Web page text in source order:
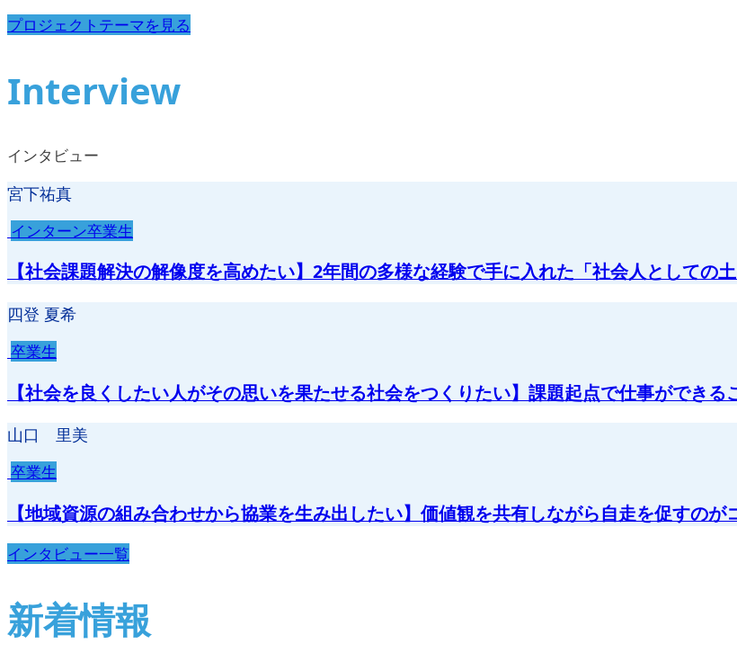
プロジェクトテーマを見る
Interview
インタビュー
宮下祐真
インターン卒業生
【社会課題解決の解像度を高めたい】2年間の多様な経験で手に入れた「社会人としての土
四登 夏希
卒業生
【社会を良くしたい人がその思いを果たせる社会をつくりたい】課題起点で仕事ができる
山口 里美
卒業生
【地域資源の組み合わせから協業を生み出したい】価値観を共有しながら自走を促すの
インタビュー一覧
新着情報